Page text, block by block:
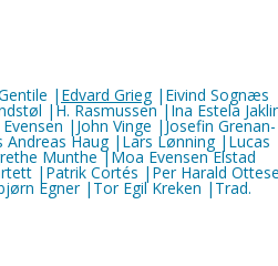
| Edvard Grieg|Eivind Sognæs
|H. Rasmussen |Ina Estela
|John Vinge |Josefin Grenan-
Haug |Lars Lønning |Lucas
Munthe |Moa Evensen Elstad
|Patrik Cortés |Per Harald
Egner |Tor Egil Kreken |Trad.